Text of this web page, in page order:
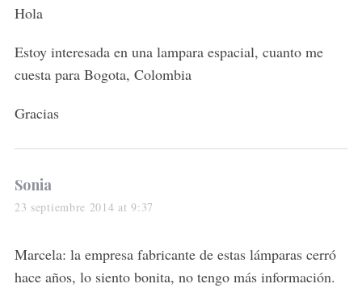
s
Hola
Estoy interesada en una lampara espacial, cuanto me
cuesta para Bogota, Colombia
Gracias
s
a
s
:
Sonia
23 septiembre 2014 at 9:37
Marcela: la empresa fabricante de estas lámparas cerró
hace años, lo siento bonita, no tengo más información.